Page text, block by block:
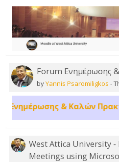
Forum Ενημέρωσης
byYannis Psaromiligkos -
Ενημέρωσης & Καλών
West Attica University -
Meetings using